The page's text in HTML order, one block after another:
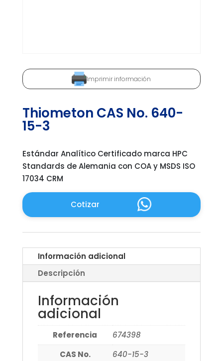
Imprimir información
Thiometon CAS No. 640-
15-3
Estándar Analítico Certificado marca HPC
Standards de Alemania con COA y MSDS ISO
17034 CRM
Cotizar
Información adicional
Descripción
Información
adicional
Referencia
674398
CAS No.
640-15-3